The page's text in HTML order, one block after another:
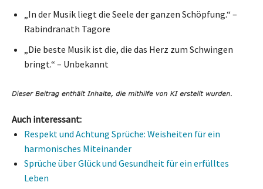
„In der Musik liegt die Seele der ganzen Schöpfung.“ –
Rabindranath Tagore
„Die beste Musik ist die, die das Herz zum Schwingen
bringt.“ – Unbekannt
Auch interessant:
Respekt und Achtung Sprüche: Weisheiten für ein
harmonisches Miteinander
Sprüche über Glück und Gesundheit für ein erfülltes
Leben